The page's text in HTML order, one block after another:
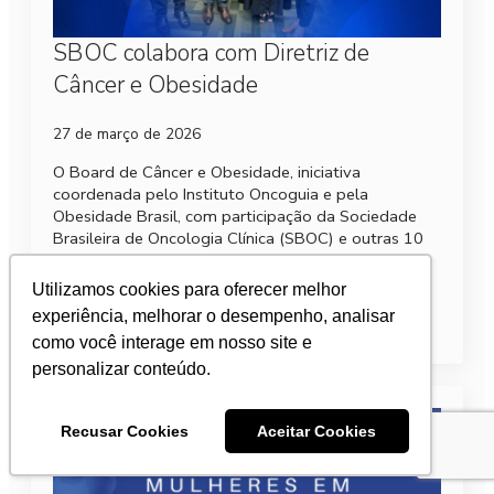
Utilizamos cookies para oferecer melhor
experiência, melhorar o desempenho, analisar
como você interage em nosso site e
personalizar conteúdo.
Recusar Cookies Aceitar Cookies
SBOC colabora com Diretriz de
Câncer e Obesidade
27 de março de 2026
O Board de Câncer e Obesidade, iniciativa
coordenada pelo Instituto Oncoguia e pela
Obesidade Brasil, com participação da Sociedade
Brasileira de Oncologia Clínica (SBOC) e outras 10
instituições de referência…
Leia mais